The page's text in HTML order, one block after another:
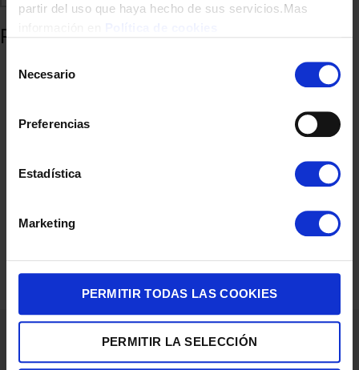
partir del uso que haya hecho de sus servicios.Mas
Necesario
Preferencias
Estadística
Marketing
PERMITIR TODAS LAS COOKIES
PERMITIR LA SELECCIÓN
Productos relacionados
MAQUINA DE COSER SINGER SM024 24 PUNT. ENHEBRA.AUT
199,00€